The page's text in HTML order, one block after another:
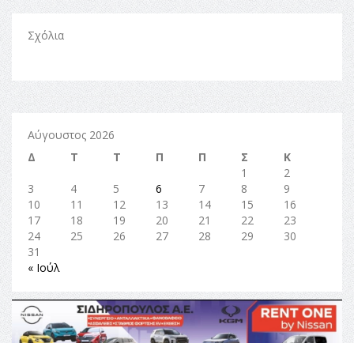
Σχόλια
Αύγουστος 2026
Δ
Τ Τ Π Π Σ
Κ
1
2
3
4 5 6 7 8
9
10
11 12 13 14 15
16
17
18 19 20 21 22
23
24
25 26 27 28 29
30
31
« Ιούλ